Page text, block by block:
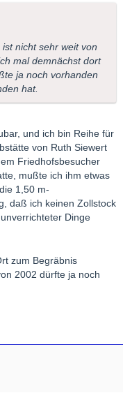
nicht sehr weit von
mal demnächst dort
ja noch vorhanden
hat.
und ich bin Reihe für
von Ruth Siewert
Friedhofsbesucher
mußte ich ihm etwas
1,50 m-
daß ich keinen Zollstock
Dinge
zum Begräbnis
2002 dürfte ja noch